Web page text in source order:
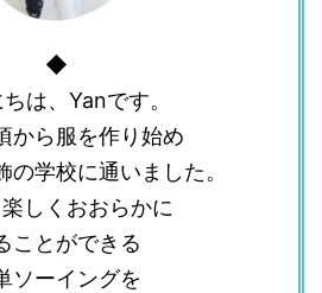
◆
は、Yanです。
から服を作り始め
の学校に通いました。
しくおおらかに
ことができる
ソーイングを